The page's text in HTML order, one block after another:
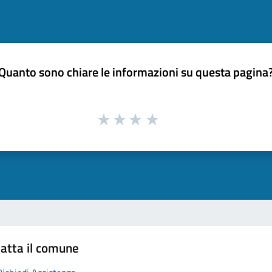
sono chiare le informazioni su questa
il comune